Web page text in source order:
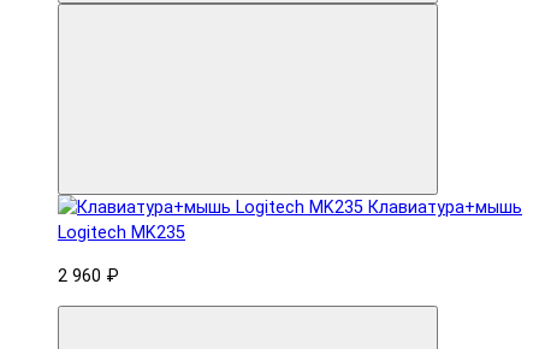
Клавиатура+мышь
Logitech MK235
2 960 ₽